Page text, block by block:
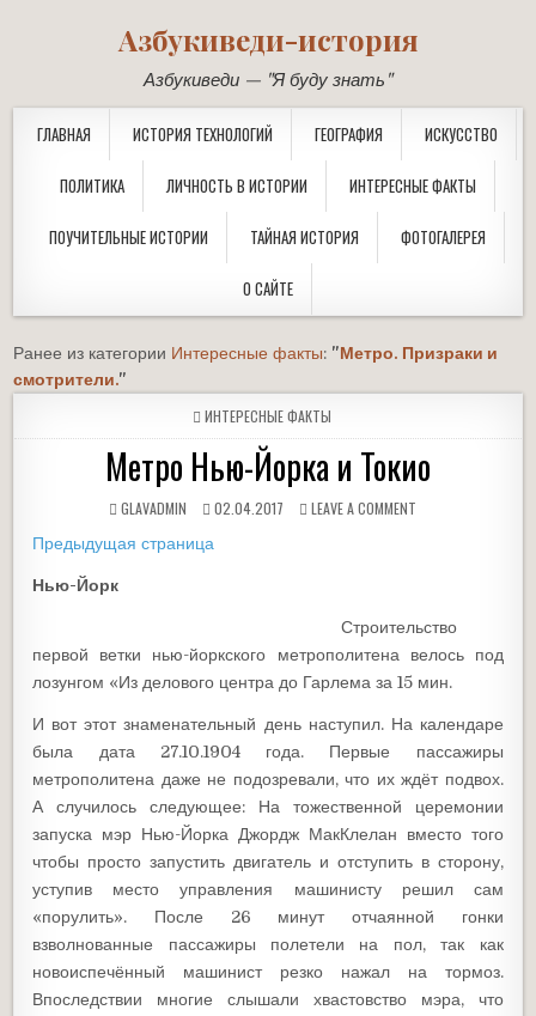
Азбукиведи-история
Азбукиведи — "Я буду знать"
ГЛАВНАЯ ИСТОРИЯ ТЕХНОЛОГИЙ ГЕОГРАФИЯ ИСКУССТВО
ПОЛИТИКА ЛИЧНОСТЬ В ИСТОРИИ ИНТЕРЕСНЫЕ ФАКТЫ
ПОУЧИТЕЛЬНЫЕ ИСТОРИИ ТАЙНАЯ ИСТОРИЯ ФОТОГАЛЕРЕЯ
О САЙТЕ
Ранее из категории Интересные факты: "Метро. Призраки и
смотрители."
POSTED
IN
ИНТЕРЕСНЫЕ ФАКТЫ
Метро Нью-Йорка и Токио
GLAVADMIN 02.04.2017 LEAVE A COMMENT
Предыдущая страница
Нью-Йорк
Строительство
первой ветки нью-йоркского метрополитена велось под
лозунгом «Из делового центра до Гарлема за 15 мин.
И вот этот знаменательный день наступил. На календаре
была дата 27.10.1904 года. Первые пассажиры
метрополитена даже не подозревали, что их ждёт подвох.
А случилось следующее: На тожественной церемонии
запуска мэр Нью-Йорка Джордж МакКлелан вместо того
чтобы просто запустить двигатель и отступить в сторону,
уступив место управления машинисту решил сам
«порулить». После 26 минут отчаянной гонки
взволнованные пассажиры полетели на пол, так как
новоиспечённый машинист резко нажал на тормоз.
Впоследствии многие слышали хвастовство мэра, что